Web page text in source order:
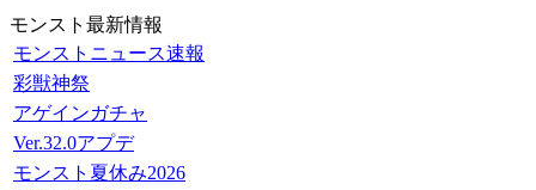
モンスト最新情報
モンストニュース速報
彩獣神祭
アゲインガチャ
Ver.32.0アプデ
モンスト夏休み2026